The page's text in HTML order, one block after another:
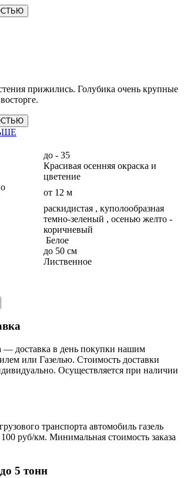
прижились. Голубика очень крупные
до - 35
Красивая осенняя окраска и
цветение
от 12 м
раскидистая , куполообразная
темно-зеленый , осенью желто -
коричневый
Белое
до 50 см
Лиственное
— доставка в день покупки нашим
или Газелью. Стоимость доставки
Осуществляется при наличии
транспорта автомобиль газель
100 руб/км. Минимальная стоимость заказа
5 тонн